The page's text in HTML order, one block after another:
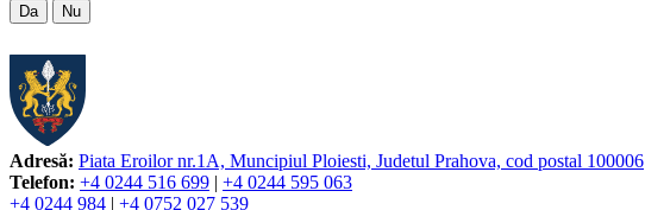
Da Nu
Adresă: Piata Eroilor nr.1A, Muncipiul Ploiesti, Judetul Prahova, cod postal 100006
Telefon: +4 0244 516 699 | +4 0244 595 063
+4 0244 984 | +4 0752 027 539